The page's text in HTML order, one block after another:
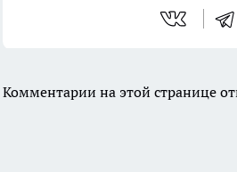
Комментарии на этой странице